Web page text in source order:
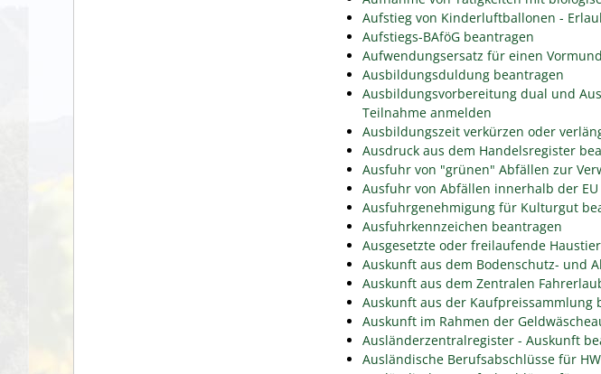
Aufstieg von Kinderluftballonen -
Aufstiegs-BAföG beantragen
Aufwendungsersatz für einen
Ausbildungsduldung beantragen
Ausbildungsvorbereitung dual und
Teilnahme anmelden
Ausbildungszeit verkürzen oder
Ausdruck aus dem Handelsregister
Ausfuhr von "grünen" Abfällen zur
Ausfuhr von Abfällen innerhalb der
Ausfuhrgenehmigung für Kulturgut
Ausfuhrkennzeichen beantragen
Ausgesetzte oder freilaufende
Auskunft aus dem Bodenschutz- und
Auskunft aus dem Zentralen
Auskunft aus der Kaufpreissammlung
Auskunft im Rahmen der
Ausländerzentralregister - Auskunft
Ausländische Berufsabschlüsse für